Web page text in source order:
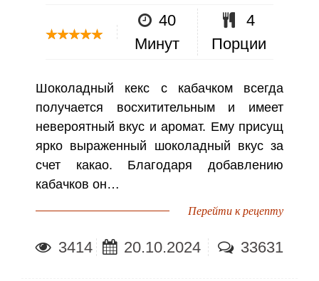
40
Минут
4
Порции
Шоколадный кекс с кабачком всегда
получается восхитительным и имеет
невероятный вкус и аромат. Ему присущ
ярко выраженный шоколадный вкус за
счет какао. Благодаря добавлению
кабачков он…
Перейти к рецепту
3414 20.10.2024 33631